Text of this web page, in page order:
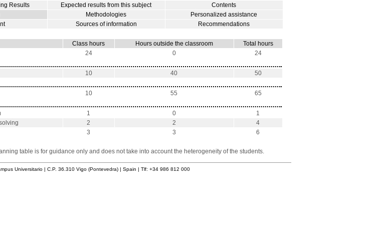
Results
Expected results from this subject
Contents
Methodologies
Personalized assistance
Sources of information
Recommendations
Class hours
Hours outside the classroom
Total hours
24 0 24
10 40 50
10 55 65
1 0
1
2 2
4
3 3 6
table is for guidance only and does not take into account the heterogeneity of the students.
| C.P. 36.310 Vigo (Pontevedra) | Spain | Tlf: +34 986 812 000